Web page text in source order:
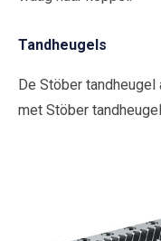
Tandheugels
De Stöber
met Stöber